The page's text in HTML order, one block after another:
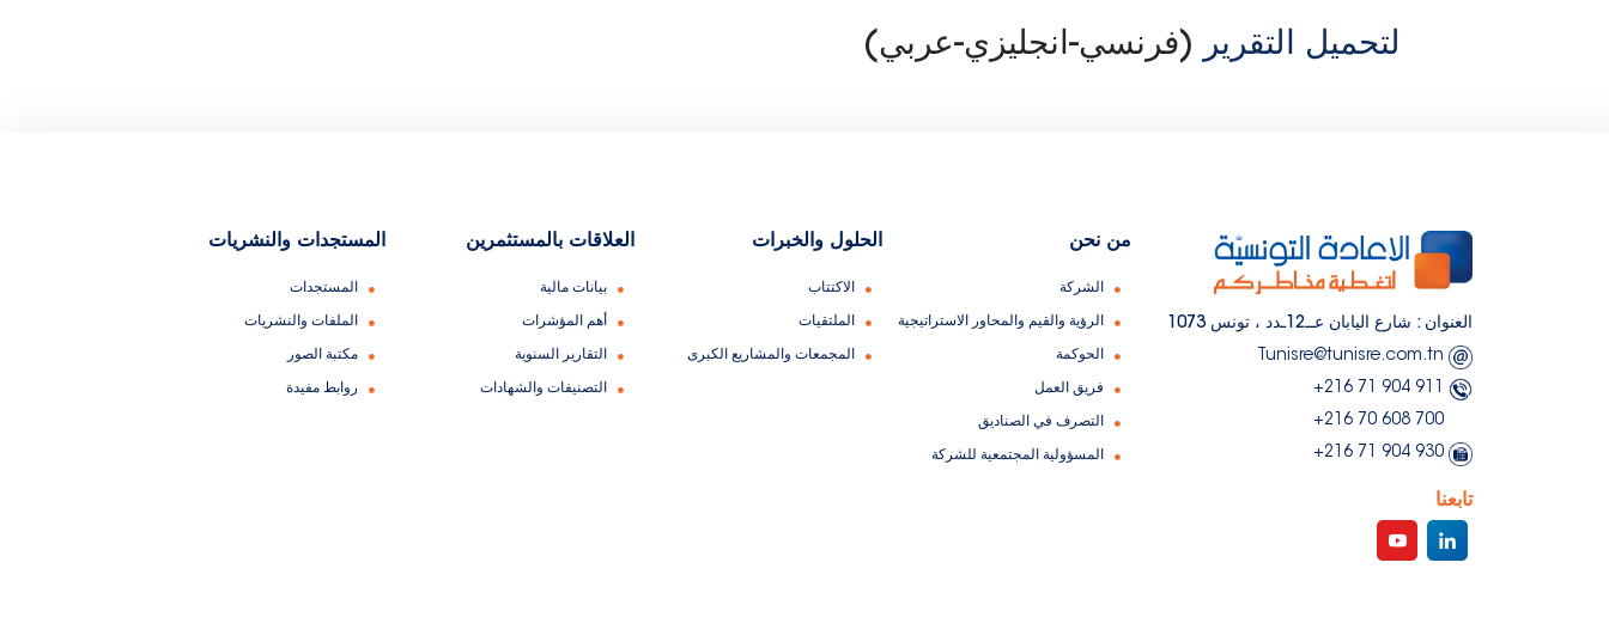
لتحميل التقرير (فرنسي-انجليزي-عربي)
العنوان : شارع اليابان عــ12ـدد ، تونس 1073
700 608 70 216+
تابعنا
من نحن
الشركة
الرؤية والقيم والمحاور الاستراتيجية
الحوكمة
فريق العمل
التصرف في الصناديق
المسؤولية المجتمعية للشركة
الحلول والخبرات
الاكتتاب
الملتقيات
المجمعات والمشاريع الكبرى
العلاقات بالمستثمرين
بيانات مالية
أهم المؤشرات
التقارير السنوية
التصنيفات والشهادات
المستجدات والنشريات
المستجدات
الملفات والنشريات
مكتبة الصور
روابط مفيدة